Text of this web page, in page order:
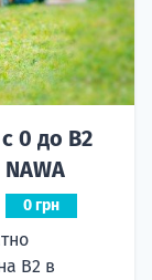
0 до B2
0 грн
B2 в